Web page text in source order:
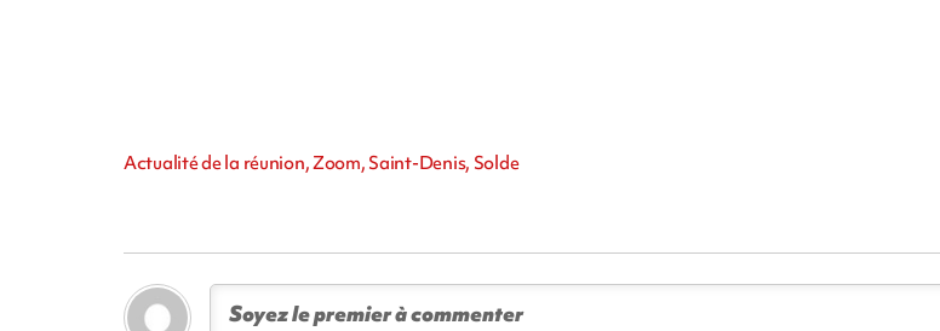
Actualité de la réunion, Zoom, Saint-Denis, Solde